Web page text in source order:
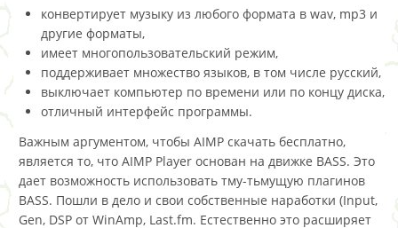
конвертирует музыку из любого формата в wav, mp3 и
другие форматы,
имеет многопользовательский режим,
поддерживает множество языков, в том числе русский,
выключает компьютер по времени или по концу диска,
отличный интерфейс программы.
Важным аргументом, чтобы AIMP скачать бесплатно,
является то, что AIMP Player основан на движке BASS. Это
дает возможность использовать тму-тьмущую плагинов
BASS. Пошли в дело и свои собственные наработки (Input,
Gen, DSP от WinAmp, Last.fm. Естественно это расширяет